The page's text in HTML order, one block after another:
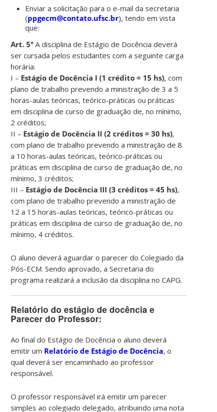
Enviar a solicitação para o e-mail da secretaria
(ppgecm@contato.ufsc.br), tendo em vista
que:
Art. 5° A disciplina de Estágio de Docência deverá
ser cursada pelos estudantes com a seguinte carga
horária:
I – Estágio de Docência I (1 crédito = 15 hs), com
plano de trabalho prevendo a ministração de 3 a 5
horas-aulas teóricas, teórico-práticas ou práticas
em disciplina de curso de graduação de, no mínimo,
2 créditos;
II – Estágio de Docência II (2 créditos = 30 hs),
com plano de trabalho prevendo a ministração de 8
a 10 horas-aulas teóricas, teórico-práticas ou
práticas em disciplina de curso de graduação de, no
mínimo, 3 créditos;
III – Estágio de Docência III (3 créditos = 45 hs),
com plano de trabalho prevendo a ministração de
12 a 15 horas-aulas teóricas, teórico-práticas ou
práticas em disciplina de curso de graduação de, no
mínimo, 4 créditos.
O aluno deverá aguardar o parecer do Colegiado da
Pós-ECM. Sendo aprovado, a Secretaria do
programa realizará a inclusão da disciplina no CAPG.
Relatório do estágio de docência e
Parecer do Professor:
Ao final do Estágio de Docência o aluno deverá
emitir um Relatório de Estágio de Docência, o
qual deverá ser encaminhado ao professor
responsável.
O professor responsável irá emitir um parecer
simples ao colegiado delegado, atribuindo uma nota